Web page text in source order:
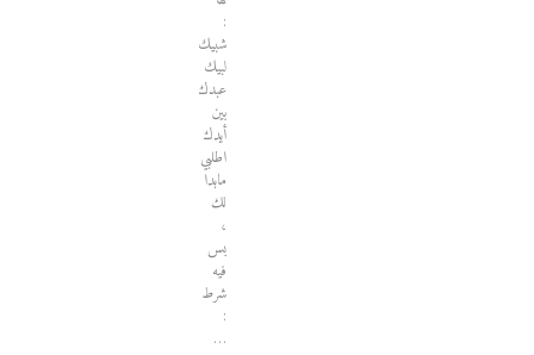
:
شبيك
لبيك
عبدك
بين
أيدك
اطلبي
مابدا
لك
،
بس
فيه
شرط
:
…